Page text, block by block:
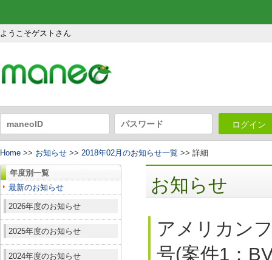
ようこそゲストさん
ログイン
Home >> お知らせ >> 2018年02月のお知らせ一覧 >> 詳細
年度別一覧
最新のお知らせ
2026年度のお知らせ
2025年度のお知らせ
2024年度のお知らせ
お知らせ
アメリカン
号(案件1：